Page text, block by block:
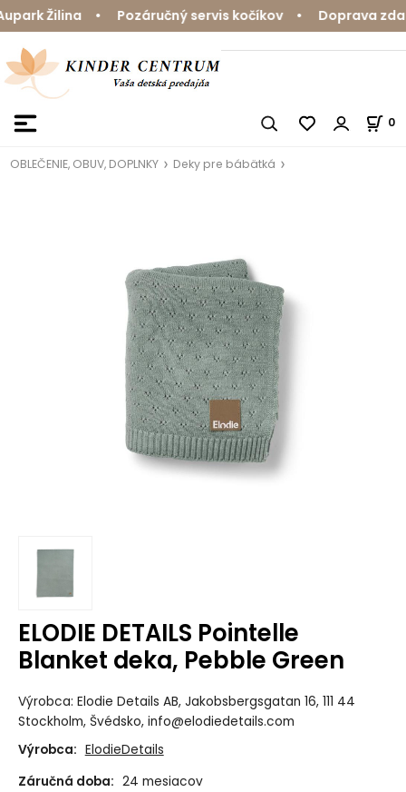
Žilina • Pozáručný servis kočíkov • Doprava
0
OBLEČENIE, OBUV, DOPLNKY Deky pre bábätká
ELODIE DETAILS Pointelle
Blanket deka, Pebble Green
Výrobca: Elodie Details AB, Jakobsbergsgatan 16, 111 44
Stockholm, Švédsko, info@elodiedetails.com
Výrobca: ElodieDetails
Záručná doba: 24 mesiacov